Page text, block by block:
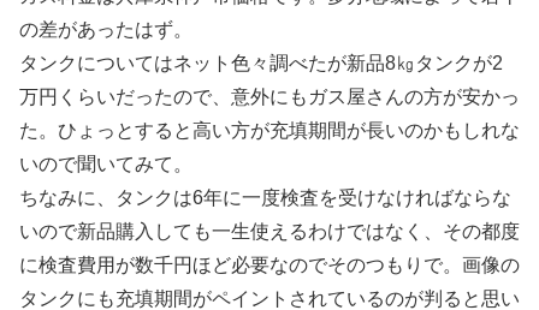
の差があったはず。
タンクについてはネット色々調べたが新品8㎏タンクが2
万円くらいだったので、意外にもガス屋さんの方が安かっ
た。ひょっとすると高い方が充填期間が長いのかもしれな
いので聞いてみて。
ちなみに、タンクは6年に一度検査を受けなければならな
いので新品購入しても一生使えるわけではなく、その都度
に検査費用が数千円ほど必要なのでそのつもりで。画像の
タンクにも充填期間がペイントされているのが判ると思い